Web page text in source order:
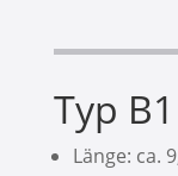
Typ B1
Länge: ca.